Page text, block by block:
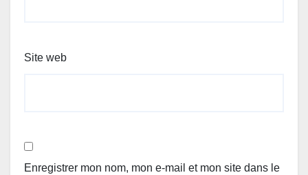
Site web
Enregistrer mon nom, mon e-mail et mon site dans le